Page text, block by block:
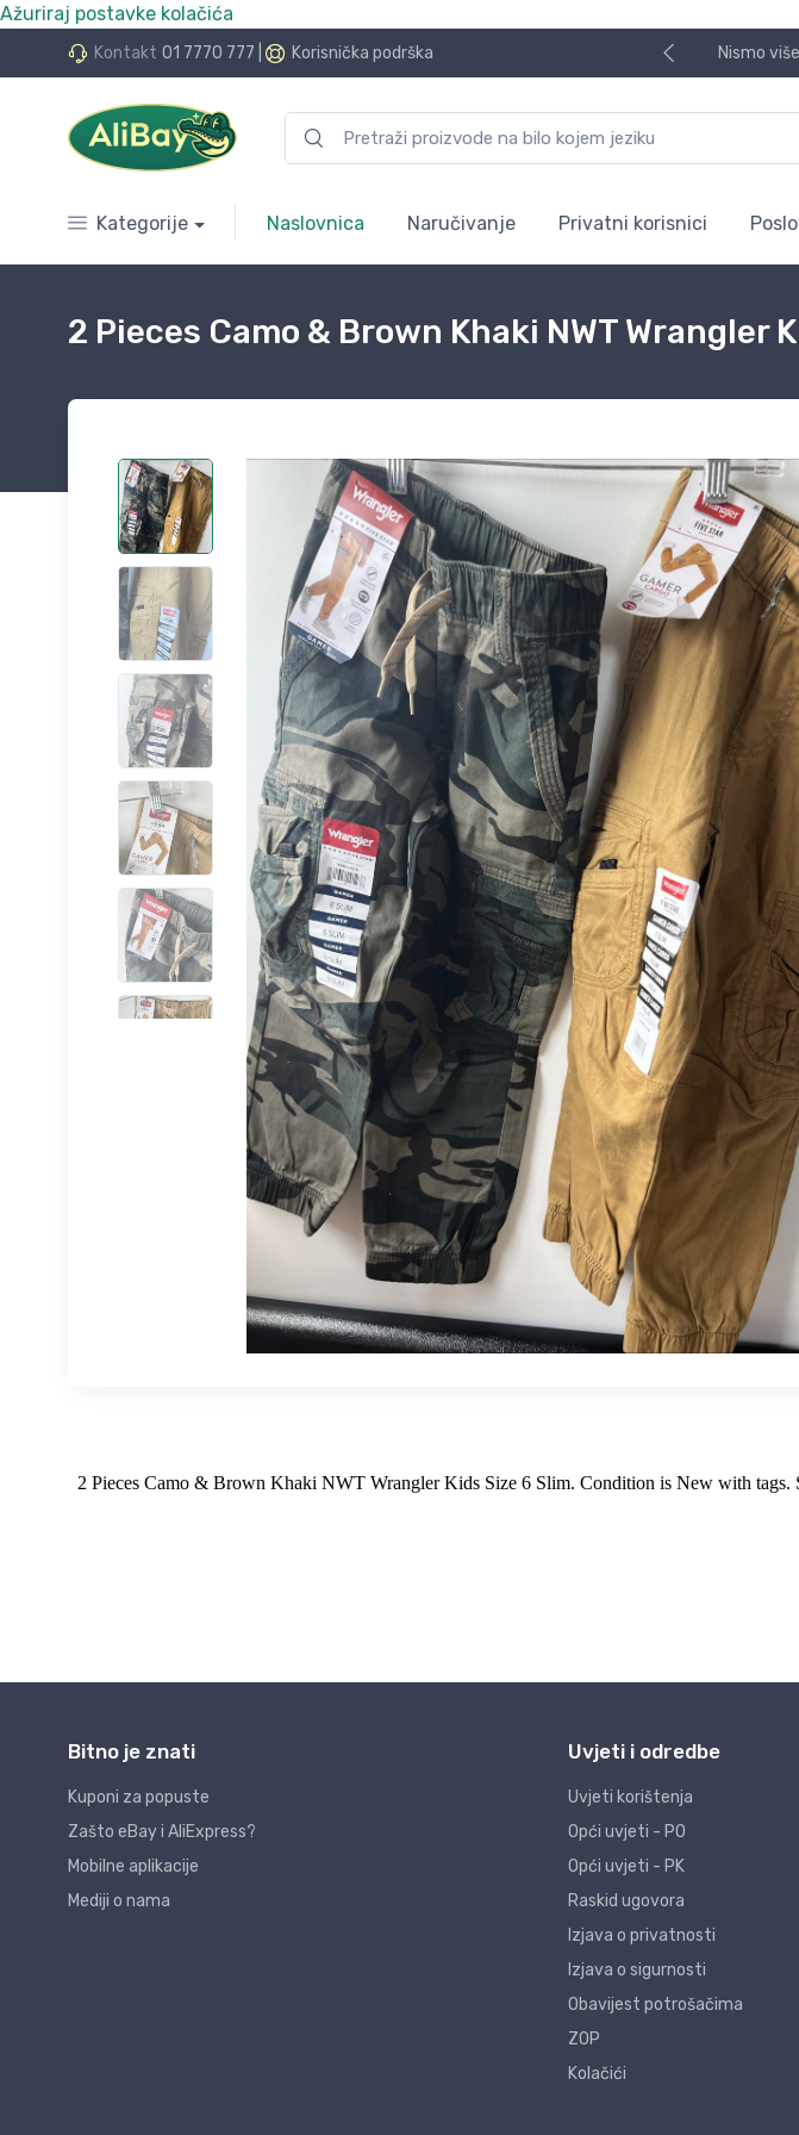
Ažuriraj postavke kolačića
Kontakt 01 7770 777 Korisnička podrška
24 rate bez kamata Nismo
Kategorije Naslovnica Naručivanje Privatni korisnici
2 Pieces Camo & Brown Khaki NWT Wrangler
Bitno je znati
Kuponi za popuste
Zašto eBay i AliExpress?
Mobilne aplikacije
Mediji o nama
Uvjeti i odredbe
Uvjeti korištenja
Opći uvjeti - PO
Opći uvjeti - PK
Raskid ugovora
Izjava o privatnosti
Izjava o sigurnosti
Obavijest potrošačima
ZOP
Kolačići